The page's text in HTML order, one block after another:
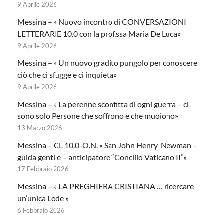
9 Aprile 2026
Messina – « Nuovo incontro di CONVERSAZIONI
LETTERARIE 10.0 con la prof.ssa Maria De Luca»
9 Aprile 2026
Messina – « Un nuovo gradito pungolo per conoscere
ciò che ci sfugge e ci inquieta»
9 Aprile 2026
Messina – « La perenne sconfitta di ogni guerra – ci
sono solo Persone che soffrono e che muoiono»
13 Marzo 2026
Messina – CL 10.0-O.N. « San John Henry Newman –
guida gentile – anticipatore “Concilio Vaticano II”»
17 Febbraio 2026
Messina – « LA PREGHIERA CRISTIANA … ricercare
un’unica Lode »
6 Febbraio 2026